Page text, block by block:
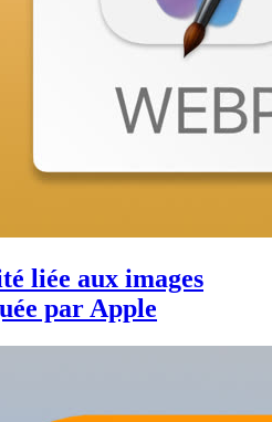
liée aux images
par Apple